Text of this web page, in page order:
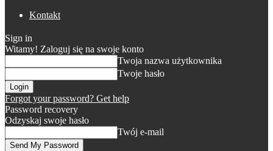
Kontakt
Sign in
Witamy! Zaloguj się na swoje konto
Twoja nazwa użytkownika
Twoje hasło
Forgot your password? Get help
Password recovery
Odzyskaj swoje hasło
Twój e-mail